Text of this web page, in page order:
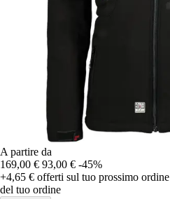
A partire da
169,00 € 93,00 € -45%
+4,65 € offerti sul tuo prossimo ordine
del tuo ordine